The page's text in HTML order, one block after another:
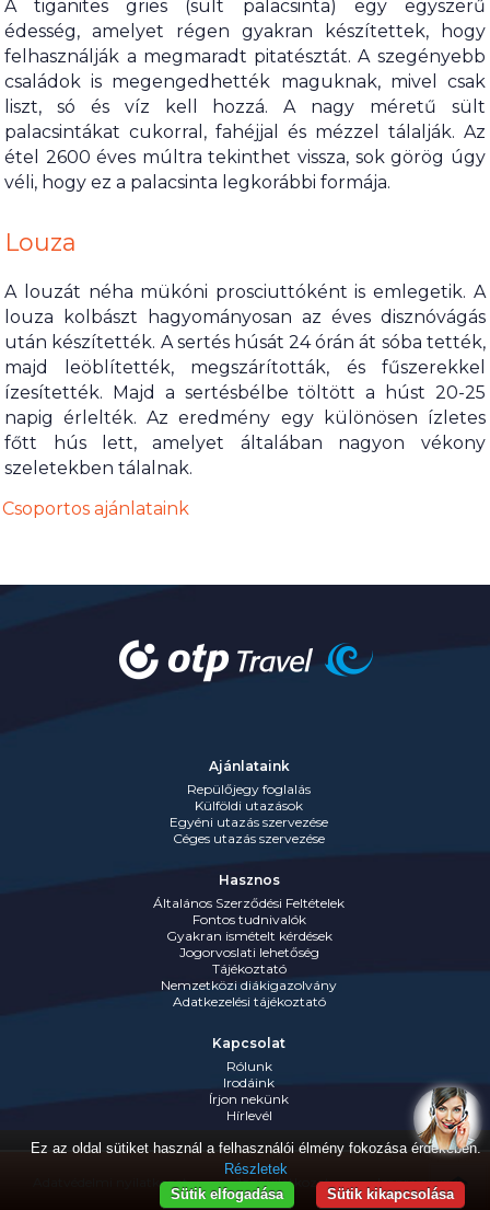
A tiganites gries (sült palacsinta) egy egyszerű
édesség, amelyet régen gyakran készítettek, hogy
felhasználják a megmaradt pitatésztát. A szegényebb
családok is megengedhették maguknak, mivel csak
liszt, só és víz kell hozzá. A nagy méretű sült
palacsintákat cukorral, fahéjjal és mézzel tálalják. Az
étel 2600 éves múltra tekinthet vissza, sok görög úgy
véli, hogy ez a palacsinta legkorábbi formája.
Louza
A louzát néha mükóni prosciuttóként is emlegetik. A
louza kolbászt hagyományosan az éves disznóvágás
után készítették. A sertés húsát 24 órán át sóba tették,
majd leöblítették, megszárították, és fűszerekkel
ízesítették. Majd a sertésbélbe töltött a húst 20-25
napig érlelték. Az eredmény egy különösen ízletes
főtt hús lett, amelyet általában nagyon vékony
szeletekben tálalnak.
Csoportos ajánlataink
Ajánlataink
Repülőjegy foglalás
Külföldi utazások
Egyéni utazás szervezése
Céges utazás szervezése
Hasznos
Általános Szerződési Feltételek
Fontos tudnivalók
Gyakran ismételt kérdések
Jogorvoslati lehetőség
Tájékoztató
Nemzetközi diákigazolvány
Adatkezelési tájékoztató
Kapcsolat
Rólunk
Irodáink
Írjon nekünk
Hírlevél
Adatvédelmi nyilatkozat Jognyilatkozat Impresszum
Ez az oldal sütiket használ a felhasználói élmény fokozása érdekében.
Részletek
Sütik kikapcsolása
Sütik elfogadása